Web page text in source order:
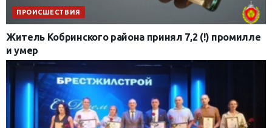
ПРОИСШЕСТВИЯ
Житель Кобринского района принял 7,2 (!) промилле
и умер